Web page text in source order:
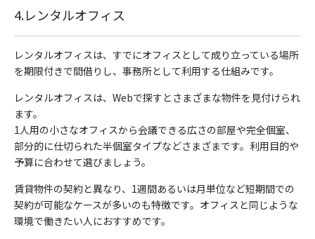
4.レンタルオフィス
レンタルオフィスは、すでにオフィスとして成り立っている場所
を期限付きで間借りし、事務所として利用する仕組みです。
レンタルオフィスは、Webで探すとさまざまな物件を見付けられ
ます。
1人用の小さなオフィスから会議できる広さの部屋や完全個室、
部分的に仕切られた半個室タイプなどさまざまです。利用目的や
予算に合わせて選びましょう。
賃貸物件の契約と異なり、1週間あるいは月単位など短期間での
契約が可能なケースが多いのも特徴です。オフィスと同じような
環境で働きたい人におすすめです。